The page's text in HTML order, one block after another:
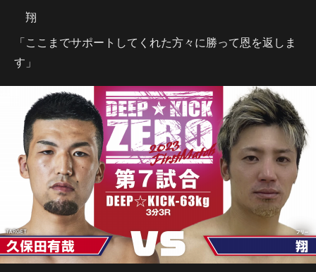
翔
「ここまでサポートしてくれた方々に勝って恩を返しま
す」